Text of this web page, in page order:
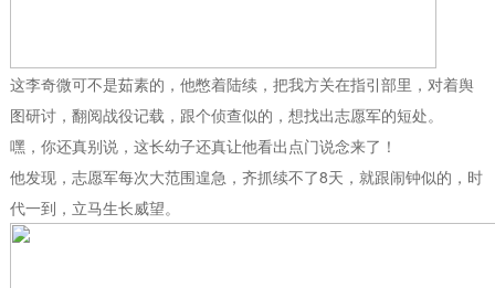
这李奇微可不是茹素的，他憋着陆续，把我方关在指引部里，对着舆
图研讨，翻阅战役记载，跟个侦查似的，想找出志愿军的短处。
嘿，你还真别说，这长幼子还真让他看出点门说念来了！
他发现，志愿军每次大范围遑急，齐抓续不了8天，就跟闹钟似的，时
代一到，立马生长威望。